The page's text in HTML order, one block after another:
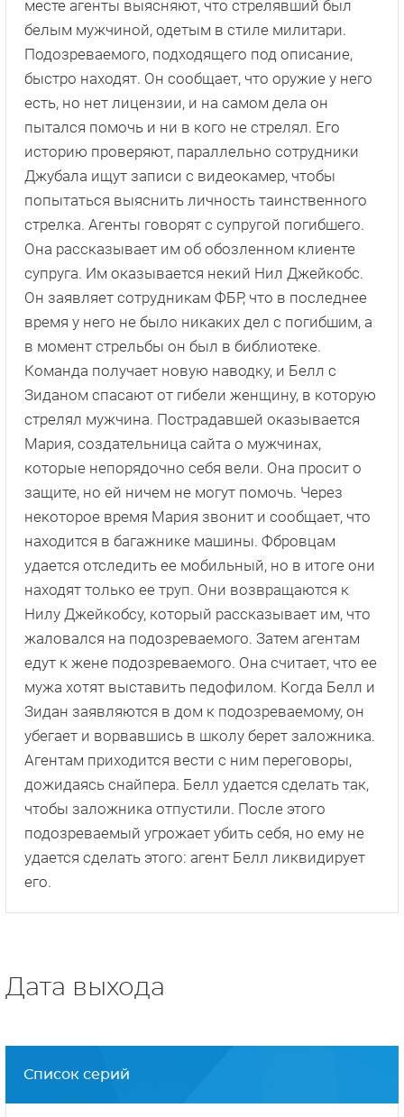
месте агенты выясняют, что стрелявший был
белым мужчиной, одетым в стиле милитари.
Подозреваемого, подходящего под описание,
быстро находят. Он сообщает, что оружие у него
есть, но нет лицензии, и на самом дела он
пытался помочь и ни в кого не стрелял. Его
историю проверяют, параллельно сотрудники
Джубала ищут записи с видеокамер, чтобы
попытаться выяснить личность таинственного
стрелка. Агенты говорят с супругой погибшего.
Она рассказывает им об обозленном клиенте
супруга. Им оказывается некий Нил Джейкобс.
Он заявляет сотрудникам ФБР, что в последнее
время у него не было никаких дел с погибшим, а
в момент стрельбы он был в библиотеке.
Команда получает новую наводку, и Белл с
Зиданом спасают от гибели женщину, в которую
стрелял мужчина. Пострадавшей оказывается
Мария, создательница сайта о мужчинах,
которые непорядочно себя вели. Она просит о
защите, но ей ничем не могут помочь. Через
некоторое время Мария звонит и сообщает, что
находится в багажнике машины. Фбровцам
удается отследить ее мобильный, но в итоге они
находят только ее труп. Они возвращаются к
Нилу Джейкобсу, который рассказывает им, что
жаловался на подозреваемого. Затем агентам
едут к жене подозреваемого. Она считает, что ее
мужа хотят выставить педофилом. Когда Белл и
Зидан заявляются в дом к подозреваемому, он
убегает и ворвавшись в школу берет заложника.
Агентам приходится вести с ним переговоры,
дожидаясь снайпера. Белл удается сделать так,
чтобы заложника отпустили. После этого
подозреваемый угрожает убить себя, но ему не
удается сделать этого: агент Белл ликвидирует
его.
Дата выхода
Список серий